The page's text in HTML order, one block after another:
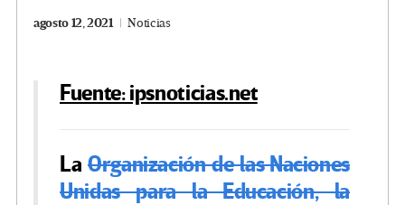
agosto 12, 2021 Noticias
Fuente: ipsnoticias.net
La Organización de las Naciones
Unidas para la Educación, la